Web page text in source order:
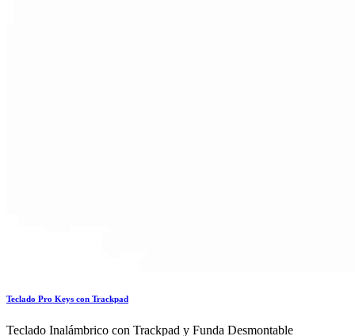
Teclado Pro Keys con Trackpad
Teclado Inalámbrico con Trackpad y Funda Desmontable